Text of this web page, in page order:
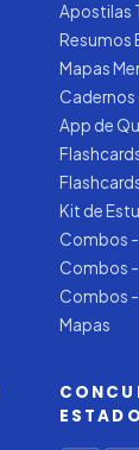
Apostilas
Resumos
Mapas
App de
Kit de
Combos -
Combos
Combos
Mapas
ESTADO